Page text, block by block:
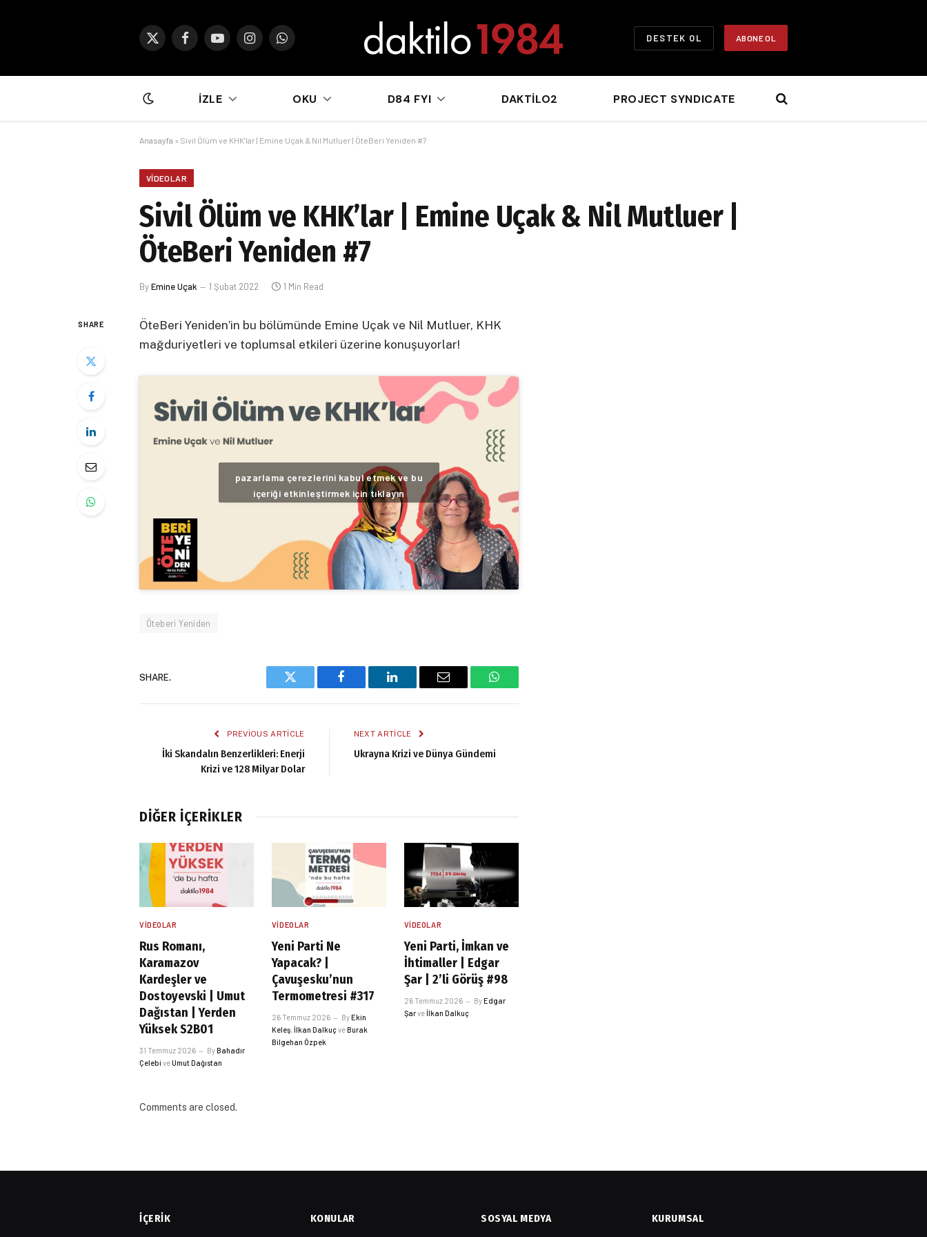
X
FacebookYouTubeInstagramWhatsApp
DESTEK OL ABONE OL
İZLE OKU D84 FYI DAKTILO2 PROJECT SYNDICATE
Anasayfa » Sivil Ölüm ve KHK’lar | Emine Uçak & Nil Mutluer | ÖteBeri Yeniden #7
VIDEOLAR
Sivil Ölüm ve KHK’lar | Emine Uçak & Nil Mutluer |
ÖteBeri Yeniden #7
ByEmine Uçak 1 Şubat 2022 1 Min Read
SHARE
ÖteBeri Yeniden’in bu bölümünde Emine Uçak ve Nil Mutluer, KHK
mağduriyetleri ve toplumsal etkileri üzerine konuşuyorlar!
pazarlama çerezlerini kabul etmek ve bu
içeriği etkinleştirmek için tıklayın
Öteberi Yeniden
SHARE.
Twitter Facebook LinkedIn Email WhatsApp
PREVIOUS ARTICLE
İki Skandalın Benzerlikleri: Enerji
Krizi ve 128 Milyar Dolar
NEXT ARTICLE
Ukrayna Krizi ve Dünya Gündemi
DIĞER İÇERIKLER
VIDEOLAR
Rus Romanı,
Karamazov
Kardeşler ve
Dostoyevski | Umut
Dağıstan | Yerden
Yüksek S2B01
31 Temmuz 2026 ByBahadır
Çelebi veUmut Dağıstan
VIDEOLAR
Yeni Parti Ne
Yapacak? |
Çavuşesku’nun
Termometresi #317
26 Temmuz 2026 ByEkin
Keleş, İlkan DalkuçveBurak
Bilgehan Özpek
VIDEOLAR
Yeni Parti, İmkan ve
İhtimaller | Edgar
Şar | 2’li Görüş #98
26 Temmuz 2026 ByEdgar
Şarve İlkan Dalkuç
Comments are closed.
İÇERIK KONULAR SOSYAL MEDYA KURUMSAL